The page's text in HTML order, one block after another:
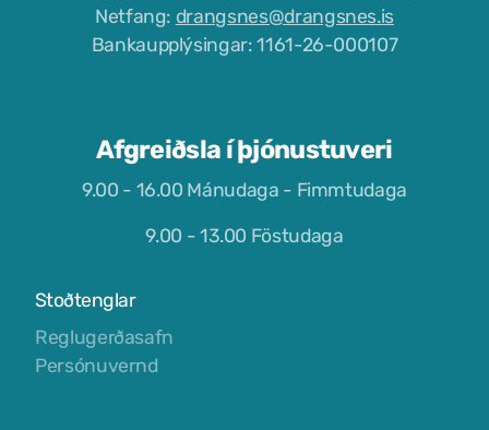
Netfang: drangsnes@drangsnes.is
Bankaupplýsingar: 1161-26-000107
Afgreiðsla í þjónustuveri
9.00 - 16.00 Mánudaga - Fimmtudaga
9.00 - 13.00 Föstudaga
Stoðtenglar
Reglugerðasafn
Persónuvernd
Líkamsræktarstöð Drangsness
Pottarnir á Drangsnesi
Samkomuhúsið Baldur
Veitingastaðir